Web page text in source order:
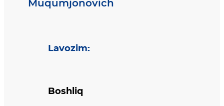
Muqumjonovich
Lavozim:
Boshliq